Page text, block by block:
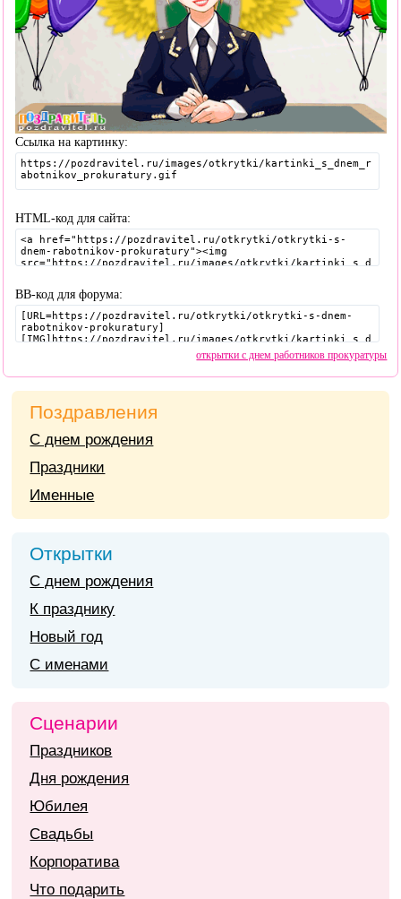
Ссылка на картинку:
HTML-код для сайта:
BB-код для форума:
открытки с днем работников прокуратуры
Поздравления
С днем рождения
Праздники
Именные
Открытки
С днем рождения
К празднику
Новый год
С именами
Сценарии
Праздников
Дня рождения
Юбилея
Свадьбы
Корпоратива
Что подарить